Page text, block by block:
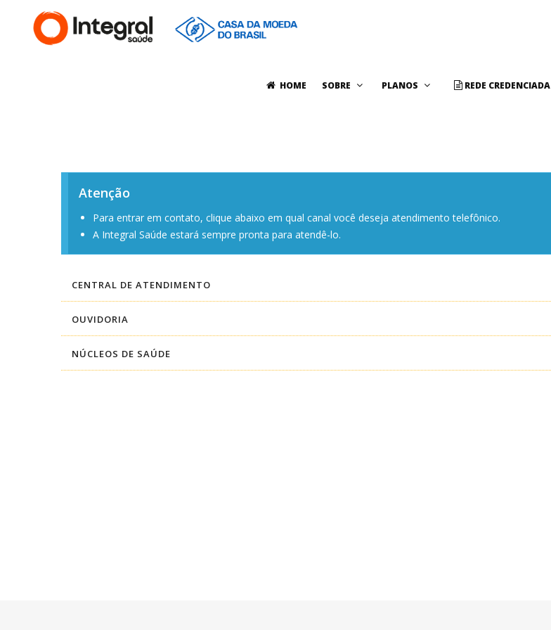
HOME SOBRE PLANOS REDE CREDENCIADA
Atenção
Para entrar em contato, clique abaixo em qual canal você deseja atendimento telefônico.
A Integral Saúde estará sempre pronta para atendê-lo.
CENTRAL DE ATENDIMENTO
OUVIDORIA
NÚCLEOS DE SAÚDE